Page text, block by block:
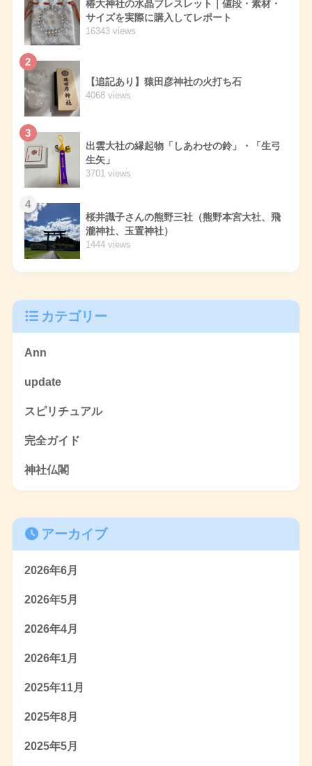
椿大神社の水晶ブレスレット｜値段・素材・
サイズを実際に購入してレポート
16343 views
2
【追記あり】猿田彦神社の火打ち石
4068 views
3
出雲大社の縁起物「しあわせの鈴」・「生弓
生矢」
3701 views
4
桜井識子さんの熊野三社（熊野本宮大社、飛
瀧神社、玉置神社）
1444 views
カテゴリー
Ann
update
スピリチュアル
完全ガイド
神社仏閣
アーカイブ
2026年6月
2026年5月
2026年4月
2026年1月
2025年11月
2025年8月
2025年5月